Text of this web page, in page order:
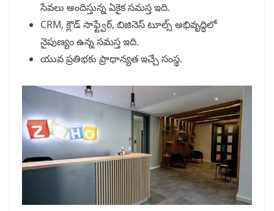
సేవలు అందిస్తున్న ఏకైక సమస్త ఇది.
CRM, క్లౌడ్ సాఫ్ట్వేర్, బిజినెస్ టూల్స్ అభివృద్ధిలో
నైపుణ్యం ఉన్న సమస్త ఇది.
యువ ప్రతిభకు ప్రాధాన్యత ఇచ్చే సంస్థ.